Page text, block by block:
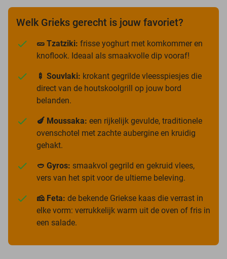
Welk Grieks gerecht is jouw favoriet?
🥒 Tzatziki: frisse yoghurt met komkommer en
knoflook. Ideaal als smaakvolle dip vooraf!
🍢 Souvlaki: krokant gegrilde vleesspiesjes die
direct van de houtskoolgrill op jouw bord
belanden.
🍆 Moussaka: een rijkelijk gevulde, traditionele
ovenschotel met zachte aubergine en kruidig
gehakt.
🥙 Gyros: smaakvol gegrild en gekruid vlees,
vers van het spit voor de ultieme beleving.
🧀 Feta: de bekende Griekse kaas die verrast in
elke vorm: verrukkelijk warm uit de oven of fris in
een salade.